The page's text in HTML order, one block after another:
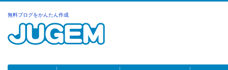
無料ブログをかんたん作成